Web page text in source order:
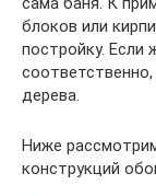
блоков или
постройку. Если
дерева.
Ниже
конструкций